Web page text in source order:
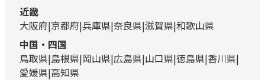
近畿
大阪府 京都府 兵庫県 奈良県 滋賀県 和歌山県
中国・四国
鳥取県 島根県 岡山県 広島県 山口県 徳島県 香川県
愛媛県 高知県